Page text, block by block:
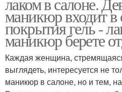
маникюр входит в
покрытия гель -
маникюр берете
Каждая женщина,
выглядеть, интересуется не
маникюр в салоне, но и тем,